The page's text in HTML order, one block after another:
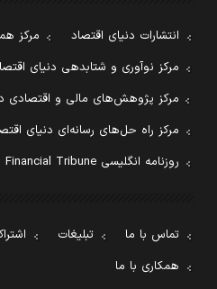
انتشارات دنیای اقتصاد
مرکز
مرکز نوآوری و شتابدهی دنیای
مرکز پژوهش‌های مالی و اقتصادی
مرکز راه حل‌های رسانه‌ای دنیای
روزنامه انگلیسی Financial Tribune
تماس با ما تبلیغات
همکاری با ما